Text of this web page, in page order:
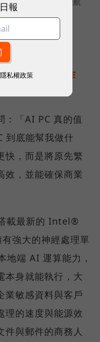
。
14
力重塑工作
：「AI PC 真的值
到底能幫我做什
快，而是將原先繁
效，並能確保商業
載最新的 Intel®
強大的神經處理單
地端 AI 運算能力，
本身就能執行，大
業敏感資料與客戶
理的速度與能源效
件與郵件的商務人
報
私權政策